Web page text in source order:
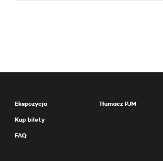
Ekspozycja
Kup bilety
FAQ
Tłumacz PJM